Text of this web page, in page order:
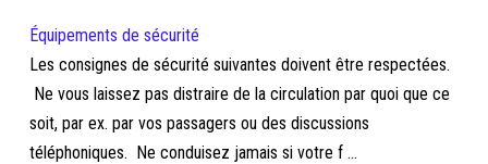
Équipements de sécurité
Les consignes de sécurité suivantes doivent être respectées.
Ne vous laissez pas distraire de la circulation par quoi que ce
soit, par ex. par vos passagers ou des discussions
téléphoniques. Ne conduisez jamais si votre f ...